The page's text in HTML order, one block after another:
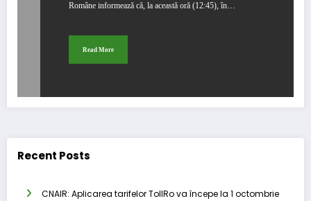
Române informează că, la această oră (12:45), în…
Read More
Recent Posts
CNAIR: Aplicarea tarifelor TollRo va începe la 1 octombrie